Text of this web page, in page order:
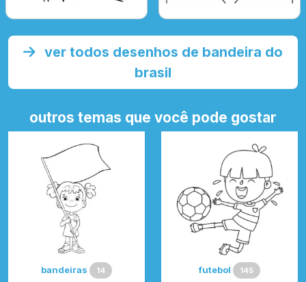
ver todos desenhos de bandeira do
brasil
outros temas que você pode gostar
bandeiras 14 futebol 145